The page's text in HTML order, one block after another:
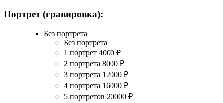
Портрет (гравировка):
Без портрета
Без портрета
1 портрет 4000 ₽
2 портрета 8000 ₽
3 портрета 12000 ₽
4 портрета 16000 ₽
5 портретов 20000 ₽